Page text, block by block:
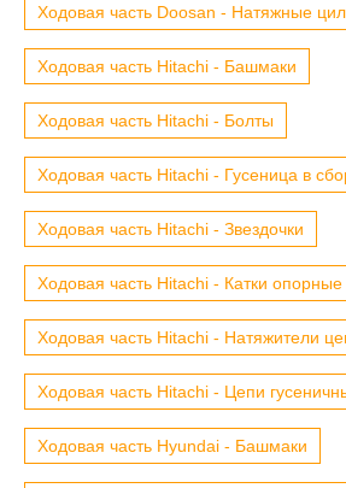
Ходовая часть Doosan - Натяжные
Ходовая часть Hitachi - Башмаки
Ходовая часть Hitachi - Болты
Ходовая часть Hitachi - Гусеница в
Ходовая часть Hitachi - Звездочки
Ходовая часть Hitachi - Катки опорные
Ходовая часть Hitachi - Натяжители
Ходовая часть Hitachi - Цепи
Ходовая часть Hyundai - Башмаки